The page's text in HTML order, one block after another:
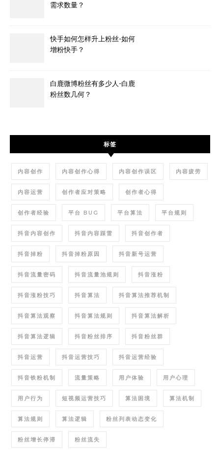
需求数量？
快手如何怎样升上粉丝-如何
增粉快手？
白鹿微博粉丝有多少人-白鹿
粉丝数几何？
标签
内容创作 内容创作心得 内容创作误区 内容疲劳
内容运营 创作者应对策略 创作者心得
创作者经验 平台 BUG 平台算法 平台规则
抖音内容创作 抖音内容踩雷 抖音创作者
抖音掉粉 抖音掉粉原因 抖音新号运营
抖音流量密码 抖音流量池规则 抖音涨粉
抖音涨粉技巧 抖音算法 抖音算法推荐机制
抖音算法观察 抖音算法规则 抖音算法解析
抖音算法逻辑 抖音粉丝排序 抖音粉丝群
抖音运营 抖音运营技巧 抖音运营经验
抖音铁粉机制 流量策略 用户体验 用户心理
用户行为 短视频运营技巧 算法困境 算法机制
算法规则 算法逻辑 粉丝列表动态变化
粉丝增长停滞 粉丝流失